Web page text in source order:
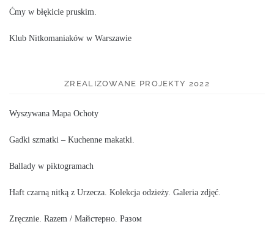
Ćmy w błękicie pruskim.
Klub Nitkomaniaków w Warszawie
ZREALIZOWANE PROJEKTY 2022
Wyszywana Mapa Ochoty
Gadki szmatki – Kuchenne makatki.
Ballady w piktogramach
Haft czarną nitką z Urzecza. Kolekcja odzieży. Galeria zdjęć.
Zręcznie. Razem / Майстерно. Разом